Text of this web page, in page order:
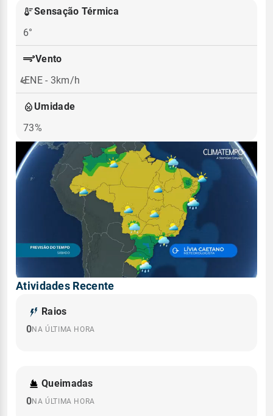
Sensação Térmica
6°
Vento
ENE - 3km/h
Umidade
73%
Atividades Recente
Raios
0NA ÚLTIMA HORA
Queimadas
0NA ÚLTIMA HORA